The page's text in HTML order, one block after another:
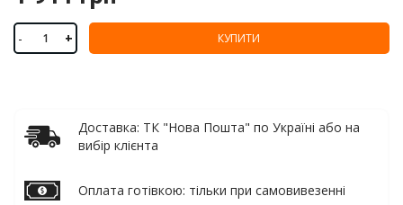
- + КУПИТИ
Доставка: ТК "Нова Пошта" по Україні або на
вибір клієнта
Оплата готівкою: тільки при самовивезенні